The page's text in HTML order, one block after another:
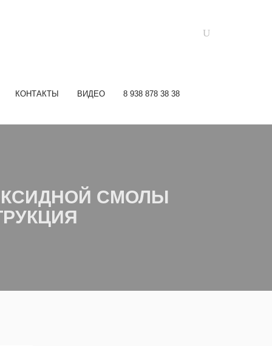
КОНТАКТЫ ВИДЕО 8 938 878 38 38
СМОЛЫ